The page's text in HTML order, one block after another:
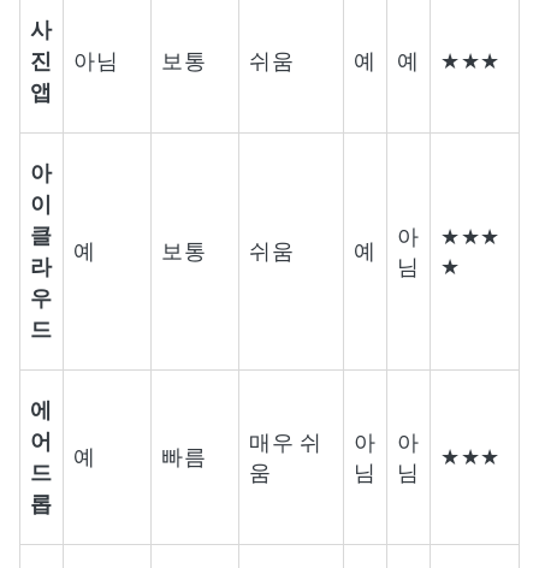
사
진
앱
아님 보통 쉬움 예 예 ★★★
아
이
클
라
우
드
예 보통 쉬움 예
아
님
★★★
★
에
어
드
롭
예 빠름
매우 쉬
움
아
님
아
님
★★★